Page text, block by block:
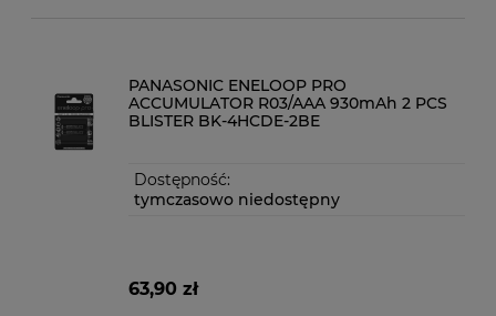
PANASONIC ENELOOP PRO
ACCUMULATOR R03/AAA 930mAh 2 PCS
BLISTER BK-4HCDE-2BE
Dostępność:
tymczasowo niedostępny
63,90 zł